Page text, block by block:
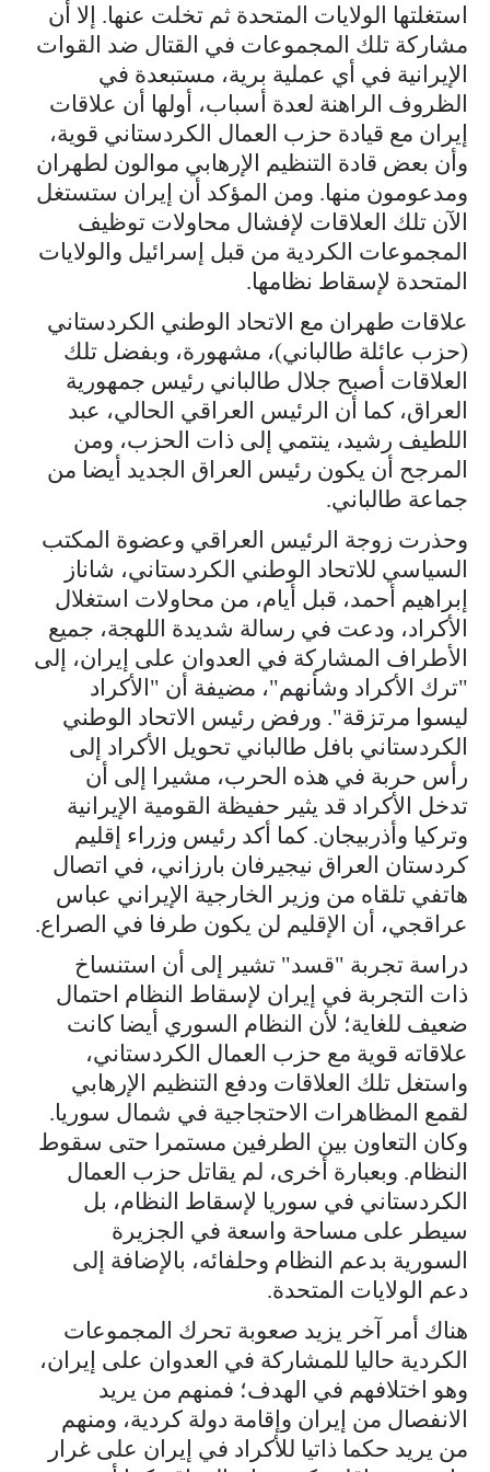
استغلتها الولايات المتحدة ثم تخلت عنها. إلا أن
مشاركة تلك المجموعات في القتال ضد القوات
الإيرانية في أي عملية برية، مستبعدة في
الظروف الراهنة لعدة أسباب، أولها أن علاقات
إيران مع قيادة حزب العمال الكردستاني قوية،
وأن بعض قادة التنظيم الإرهابي موالون لطهران
ومدعومون منها. ومن المؤكد أن إيران ستستغل
الآن تلك العلاقات لإفشال محاولات توظيف
المجموعات الكردية من قبل إسرائيل والولايات
المتحدة لإسقاط نظامها.
علاقات طهران مع الاتحاد الوطني الكردستاني
(حزب عائلة طالباني)، مشهورة، وبفضل تلك
العلاقات أصبح جلال طالباني رئيس جمهورية
العراق، كما أن الرئيس العراقي الحالي، عبد
اللطيف رشيد، ينتمي إلى ذات الحزب، ومن
المرجح أن يكون رئيس العراق الجديد أيضا من
جماعة طالباني.
وحذرت زوجة الرئيس العراقي وعضوة المكتب
السياسي للاتحاد الوطني الكردستاني، شاناز
إبراهيم أحمد، قبل أيام، من محاولات استغلال
الأكراد، ودعت في رسالة شديدة اللهجة، جميع
الأطراف المشاركة في العدوان على إيران، إلى
"ترك الأكراد وشأنهم"، مضيفة أن "الأكراد
ليسوا مرتزقة". ورفض رئيس الاتحاد الوطني
الكردستاني بافل طالباني تحويل الأكراد إلى
رأس حربة في هذه الحرب، مشيرا إلى أن
تدخل الأكراد قد يثير حفيظة القومية الإيرانية
وتركيا وأذربيجان. كما أكد رئيس وزراء إقليم
كردستان العراق نيجيرفان بارزاني، في اتصال
هاتفي تلقاه من وزير الخارجية الإيراني عباس
عراقجي، أن الإقليم لن يكون طرفا في الصراع.
دراسة تجربة "قسد" تشير إلى أن استنساخ
ذات التجربة في إيران لإسقاط النظام احتمال
ضعيف للغاية؛ لأن النظام السوري أيضا كانت
علاقاته قوية مع حزب العمال الكردستاني،
واستغل تلك العلاقات ودفع التنظيم الإرهابي
لقمع المظاهرات الاحتجاجية في شمال سوريا.
وكان التعاون بين الطرفين مستمرا حتى سقوط
النظام. وبعبارة أخرى، لم يقاتل حزب العمال
الكردستاني في سوريا لإسقاط النظام، بل
سيطر على مساحة واسعة في الجزيرة
السورية بدعم النظام وحلفائه، بالإضافة إلى
دعم الولايات المتحدة.
هناك أمر آخر يزيد صعوبة تحرك المجموعات
الكردية حاليا للمشاركة في العدوان على إيران،
وهو اختلافهم في الهدف؛ فمنهم من يريد
الانفصال من إيران وإقامة دولة كردية، ومنهم
من يريد حكما ذاتيا للأكراد في إيران على غرار